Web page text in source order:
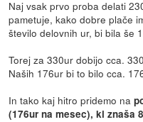
Naj vsak prvo proba delati
pametuje, kako dobre plače
število delovnih ur, bi bila še
Torej za 330ur dobijo cca.
Naših 176ur bi to bilo cca.
In tako kaj hitro pridemo na
(176ur na mesec), ki znaša